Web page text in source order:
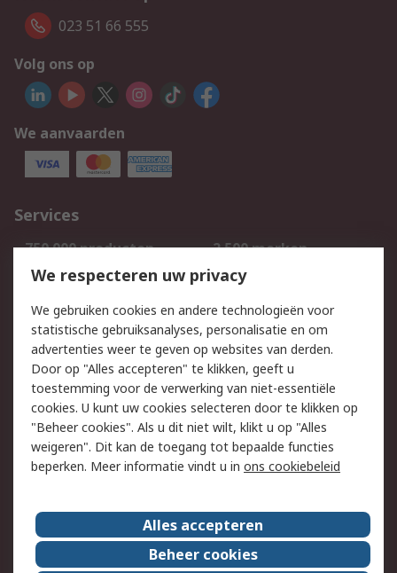
023 51 66 555
Volg ons op
We aanvaarden
Services
750.000 producten
2.500 merken
Bestellen
Inkoopoplossingen
Track & Trace
Wettelijk
Cookiebeleid
Email veiligheid
Privacybeleid
Websitevoorwaarden
Algemene
verkoopvoorwaarden
Over RS
RS Group
Over ons
We respecteren uw privacy
We gebruiken cookies en andere technologieën voor
statistische gebruiksanalyses, personalisatie en om
advertenties weer te geven op websites van derden.
Door op "Alles accepteren" te klikken, geeft u
toestemming voor de verwerking van niet-essentiële
cookies. U kunt uw cookies selecteren door te klikken op
"Beheer cookies". Als u dit niet wilt, klikt u op "Alles
weigeren". Dit kan de toegang tot bepaalde functies
beperken. Meer informatie vindt u in ons cookiebeleid
Alles accepteren
Beheer cookies